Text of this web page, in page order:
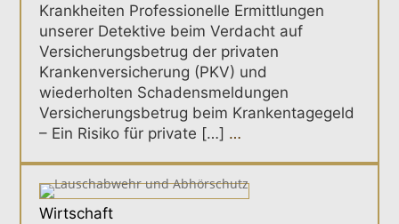
Krankheiten Professionelle Ermittlungen
unserer Detektive beim Verdacht auf
Versicherungsbetrug der privaten
Krankenversicherung (PKV) und
wiederholten Schadensmeldungen
Versicherungsbetrug beim Krankentagegeld
– Ein Risiko für private […] …
Wirtschaft